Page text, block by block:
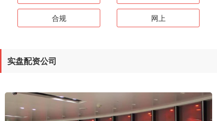
合规 网上
实盘配资公司